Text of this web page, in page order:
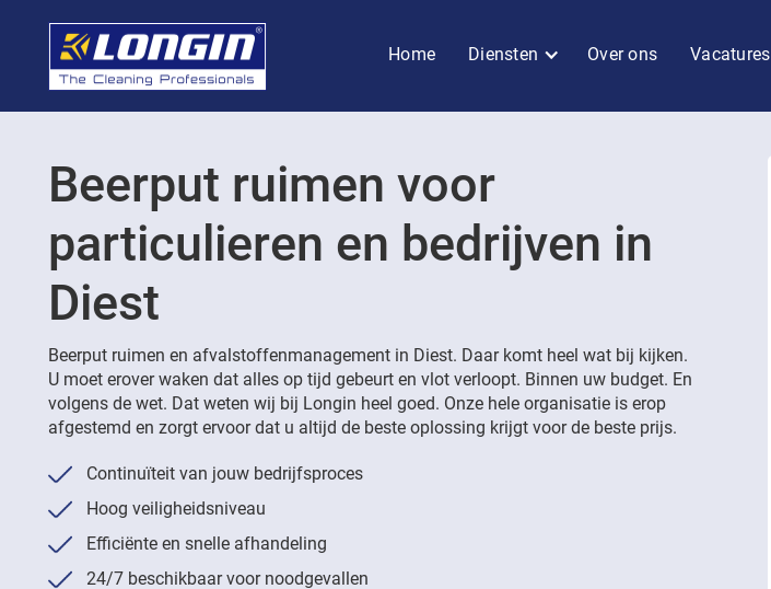
Home Diensten Over ons Vacatures
Beerput ruimen voor
particulieren en bedrijven in
Diest
Beerput ruimen en afvalstoffenmanagement in Diest. Daar komt heel wat bij kijken.
U moet erover waken dat alles op tijd gebeurt en vlot verloopt. Binnen uw budget. En
volgens de wet. Dat weten wij bij Longin heel goed. Onze hele organisatie is erop
afgestemd en zorgt ervoor dat u altijd de beste oplossing krijgt voor de beste prijs.
Continuïteit van jouw bedrijfsproces
Hoog veiligheidsniveau
Efficiënte en snelle afhandeling
24/7 beschikbaar voor noodgevallen